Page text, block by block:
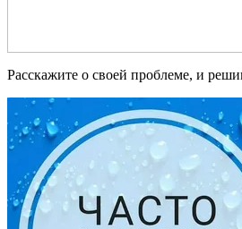
Расскажите о своей проблеме, и